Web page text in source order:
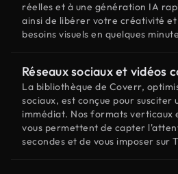
réelles et à une génération IA
ainsi de libérer votre créativité
besoins visuels en quelques
Réseaux sociaux et vidéos
La bibliothèque de Coverr,
sociaux, est conçue pour susciter
immédiat. Nos formats verticaux
vous permettent de capter
secondes et de vous imposer sur